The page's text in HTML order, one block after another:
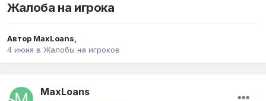
Жалоба на игрока
Автор MaxLoans,
4 июня в Жалобы на игроков
MaxLoans